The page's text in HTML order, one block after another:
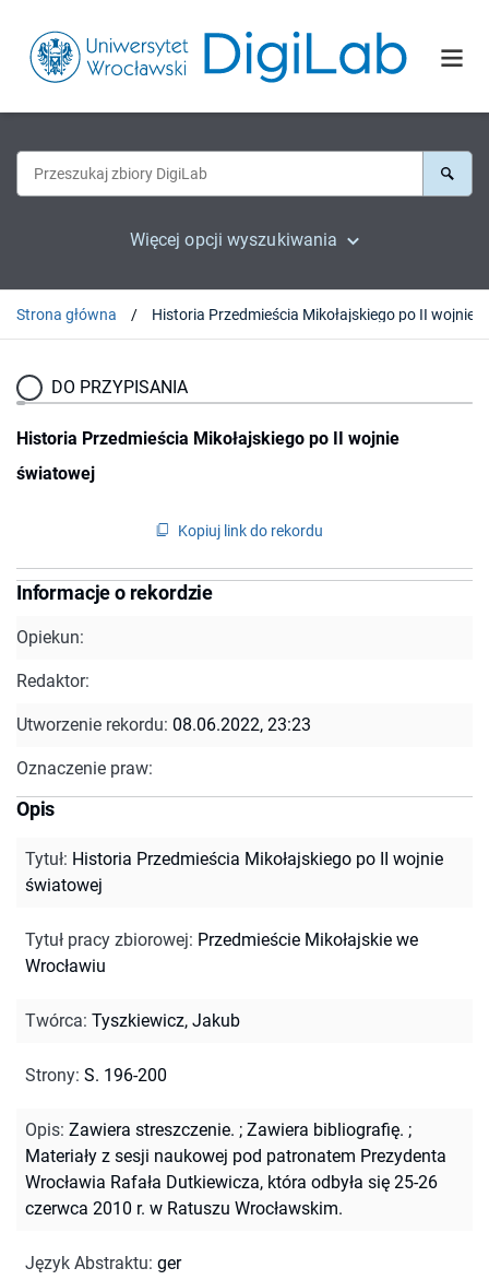
Więcej opcji wyszukiwania
Strona główna
DO PRZYPISANIA
Historia Przedmieścia Mikołajskiego po II wojnie
światowej
Kopiuj link do rekordu
Informacje o rekordzie
Opiekun:
Redaktor:
Utworzenie rekordu: 08.06.2022, 23:23
Oznaczenie praw:
Opis
Tytuł: Historia Przedmieścia Mikołajskiego po II wojnie
światowej
Tytuł pracy zbiorowej: Przedmieście Mikołajskie we
Wrocławiu
Twórca: Tyszkiewicz, Jakub
Strony: S. 196-200
Opis: Zawiera streszczenie. ; Zawiera bibliografię. ;
Materiały z sesji naukowej pod patronatem Prezydenta
Wrocławia Rafała Dutkiewicza, która odbyła się 25-26
czerwca 2010 r. w Ratuszu Wrocławskim.
Język Abstraktu: ger